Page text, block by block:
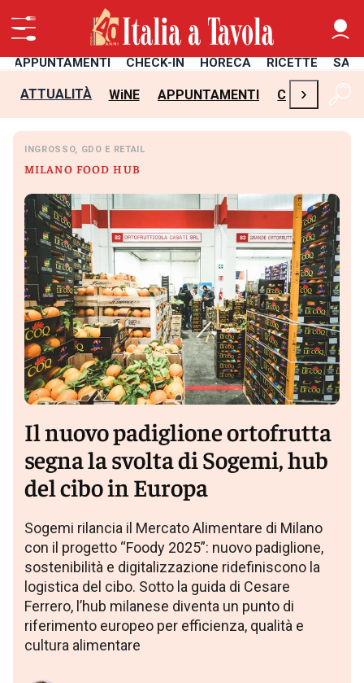
APPUNTAMENTI CHECK-IN HORECA RICETTE
ATTUALITÀ WiNE APPUNTAMENTI CHECK-IN
›
INGROSSO, GDO E RETAIL
MILANO FOOD HUB
Il nuovo padiglione ortofrutta
segna la svolta di Sogemi, hub
del cibo in Europa
Sogemi rilancia il Mercato Alimentare di Milano
con il progetto “Foody 2025”: nuovo padiglione,
sostenibilità e digitalizzazione ridefiniscono la
logistica del cibo. Sotto la guida di Cesare
Ferrero, l’hub milanese diventa un punto di
riferimento europeo per efficienza, qualità e
cultura alimentare